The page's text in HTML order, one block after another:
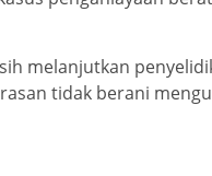
melanjutkan
tidak berani